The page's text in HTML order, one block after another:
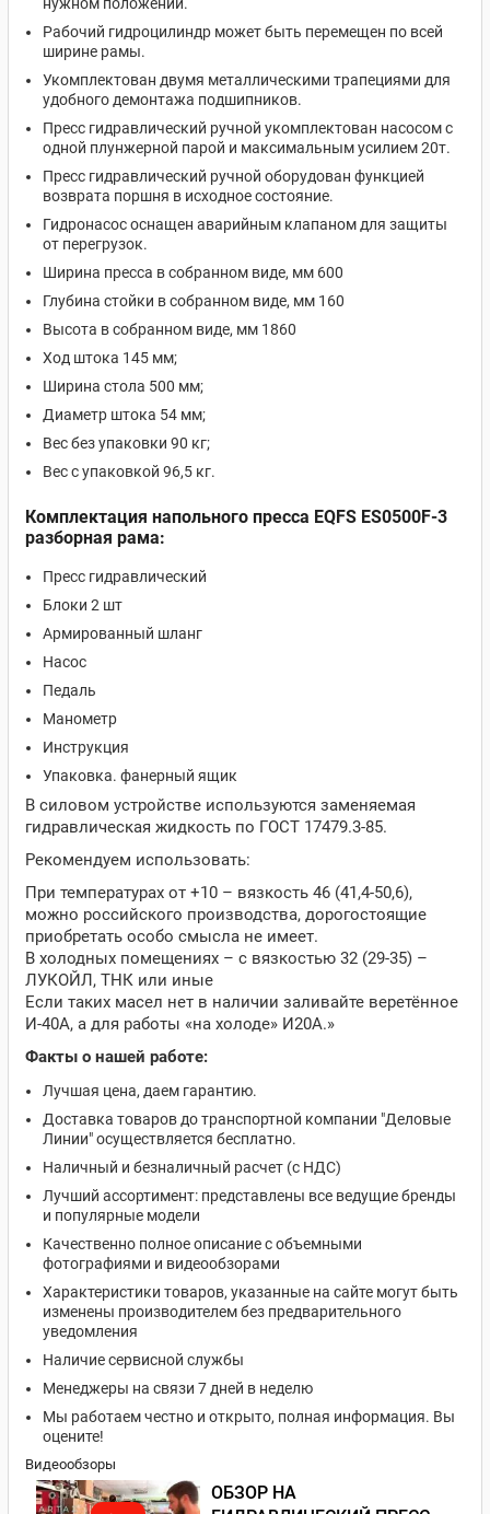
Рабочий гидроцилиндр может быть перемещен по всей
ширине рамы.
Укомплектован двумя металлическими трапециями для
удобного демонтажа подшипников.
Пресс гидравлический ручной укомплектован насосом с
одной плунжерной парой и максимальным усилием 20т.
Пресс гидравлический ручной оборудован функцией
возврата поршня в исходное состояние.
Гидронасос оснащен аварийным клапаном для защиты
от перегрузок.
Ширина пресса в собранном виде, мм 600
Глубина стойки в собранном виде, мм 160
Высота в собранном виде, мм 1860
Ход штока 145 мм;
Ширина стола 500 мм;
Диаметр штока 54 мм;
Вес без упаковки 90 кг;
Вес с упаковкой 96,5 кг.
Комплектация напольного пресса EQFS ES0500F-3
разборная рама:
Пресс гидравлический
Блоки 2 шт
Армированный шланг
Насос
Педаль
Манометр
Инструкция
Упаковка. фанерный ящик
В силовом устройстве используются заменяемая
гидравлическая жидкость по ГОСТ 17479.3-85.
Рекомендуем использовать:
При температурах от +10 – вязкость 46 (41,4-50,6),
можно российского производства, дорогостоящие
приобретать особо смысла не имеет.
В холодных помещениях – с вязкостью 32 (29-35) –
ЛУКОЙЛ, ТНК или иные
Если таких масел нет в наличии заливайте веретённое
И-40А, а для работы «на холоде» И20А.»
Факты о нашей работе:
Лучшая цена, даем гарантию.
Доставка товаров до транспортной компании "Деловые
Линии" осуществляется бесплатно.
Наличный и безналичный расчет (с НДС)
Лучший ассортимент: представлены все ведущие бренды
и популярные модели
Качественно полное описание с объемными
фотографиями и видеообзорами
Характеристики товаров, указанные на сайте могут быть
изменены производителем без предварительного
уведомления
Наличие сервисной службы
Менеджеры на связи 7 дней в неделю
Мы работаем честно и открыто, полная информация. Вы
оцените!
Видеообзоры
ОБЗОР НА